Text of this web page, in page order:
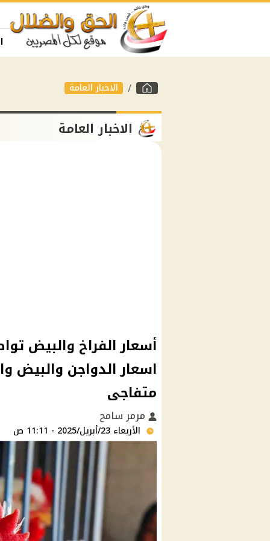
الاخبار العامة
الاخبار العامة
أسعار الفراخ والبيض
اسعار الدواجن والبيض
متفاجى
مرمر سامح
الأربعاء 23/أبريل/2025 - 11:11 ص